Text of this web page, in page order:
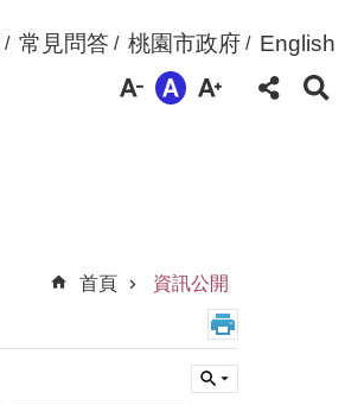
常見問答 桃園市政府 English
首頁
資訊公開